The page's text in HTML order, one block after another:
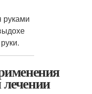
руками